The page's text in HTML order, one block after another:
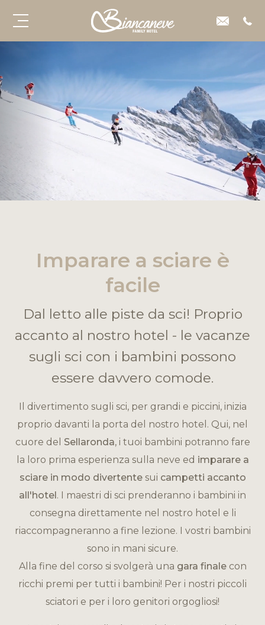
Imparare a sciare è
facile
Dal letto alle piste da sci! Proprio
accanto al nostro hotel - le vacanze
sugli sci con i bambini possono
essere davvero comode.
Il divertimento sugli sci, per grandi e piccini, inizia
proprio davanti la porta del nostro hotel. Qui, nel
cuore del Sellaronda, i tuoi bambini potranno fare
la loro prima esperienza sulla neve ed imparare a
sciare in modo divertentesui campetti accanto
all'hotel. I maestri di sci prenderanno i bambini in
consegna direttamente nel nostro hotel e li
riaccompagneranno a fine lezione. I vostri bambini
sono in mani sicure.
Alla fine del corso si svolgerà una gara finalecon
ricchi premi per tutti i bambini! Per i nostri piccoli
sciatori e per i loro genitori orgogliosi!